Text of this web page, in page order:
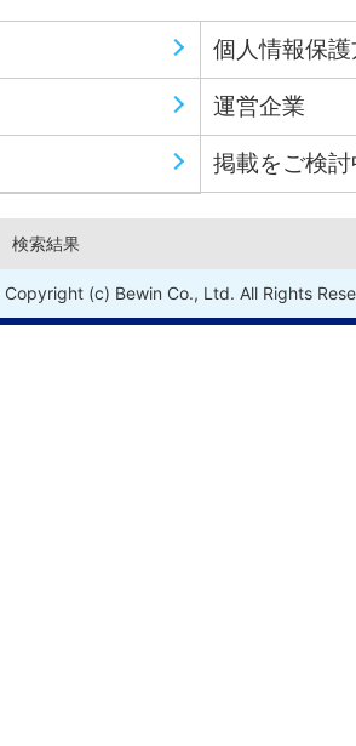
個人情報保
運営企業
掲載をご検
検索結果
Copyright (c) Bewin Co., Ltd. All Rights